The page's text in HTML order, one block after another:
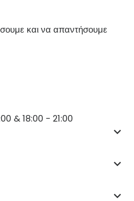
και να απαντήσουμε
& 18:00 - 21:00
keyboard_arrow_down
keyboard_arrow_down
keyboard_arrow_down